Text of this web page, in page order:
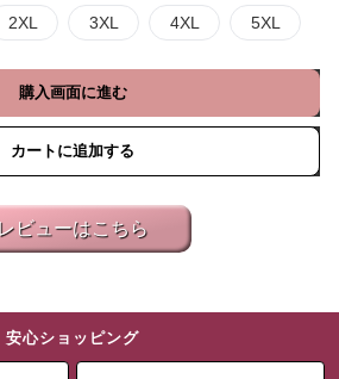
2XL 3XL 4XL 5XL
購入画面に進む
カートに追加する
レビューはこちら
安心ショッピング